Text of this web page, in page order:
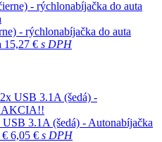
- rýchlonabíjačka do auta
15,27 € s DPH
3.1A (šedá) - Autonabíjačka
€ 6,05 € s DPH